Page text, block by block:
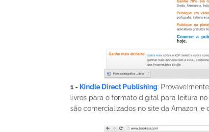
1 - Kindle Direct Publishing:
livros para o formato digital para leitura
são comercializados no site da Amazon,